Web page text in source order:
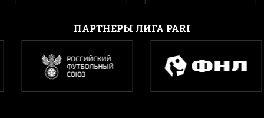
ПАРТНЕРЫ ЛИГА PARI